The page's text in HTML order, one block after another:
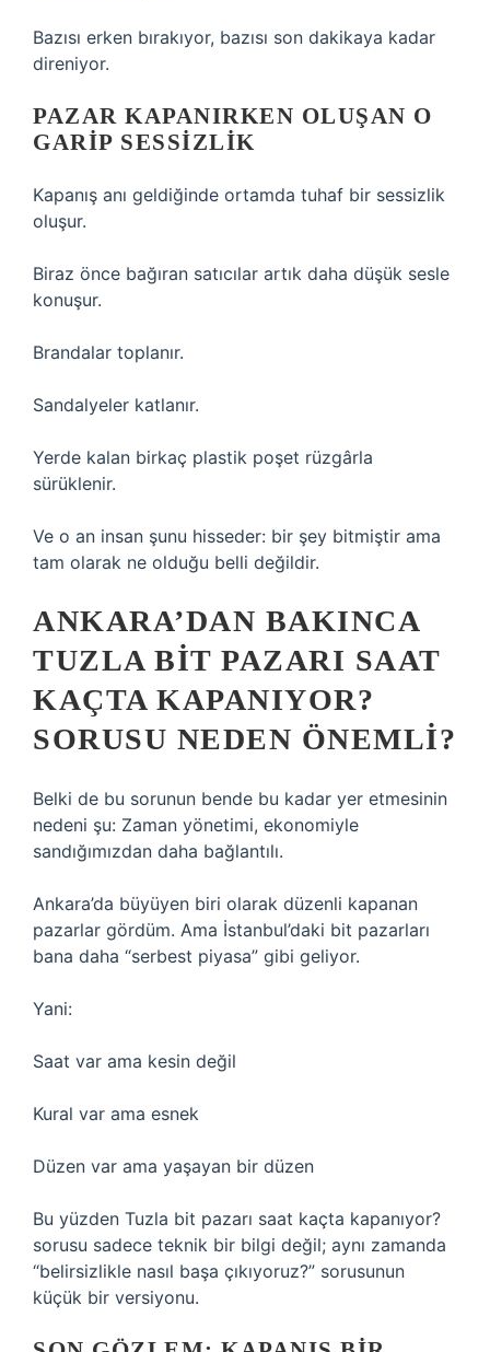
Bazısı erken bırakıyor, bazısı son dakikaya kadar
direniyor.
PAZAR KAPANIRKEN OLUŞAN O
GARIP SESSIZLIK
Kapanış anı geldiğinde ortamda tuhaf bir sessizlik
oluşur.
Biraz önce bağıran satıcılar artık daha düşük sesle
konuşur.
Brandalar toplanır.
Sandalyeler katlanır.
Yerde kalan birkaç plastik poşet rüzgârla
sürüklenir.
Ve o an insan şunu hisseder: bir şey bitmiştir ama
tam olarak ne olduğu belli değildir.
ANKARA’DAN BAKINCA
TUZLA BIT PAZARI SAAT
KAÇTA KAPANIYOR?
SORUSU NEDEN ÖNEMLI?
Belki de bu sorunun bende bu kadar yer etmesinin
nedeni şu: Zaman yönetimi, ekonomiyle
sandığımızdan daha bağlantılı.
Ankara’da büyüyen biri olarak düzenli kapanan
pazarlar gördüm. Ama İstanbul’daki bit pazarları
bana daha “serbest piyasa” gibi geliyor.
Yani:
Saat var ama kesin değil
Kural var ama esnek
Düzen var ama yaşayan bir düzen
Bu yüzden Tuzla bit pazarı saat kaçta kapanıyor?
sorusu sadece teknik bir bilgi değil; aynı zamanda
“belirsizlikle nasıl başa çıkıyoruz?” sorusunun
küçük bir versiyonu.